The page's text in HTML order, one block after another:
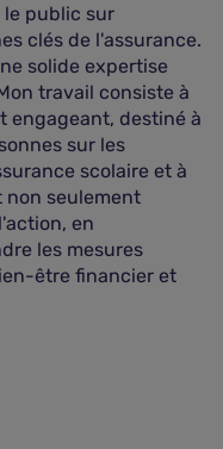
le public sur
clés de l'assurance.
solide expertise
travail consiste à
engageant, destiné à
sur les
scolaire et à
non seulement
en
les mesures
être financier et